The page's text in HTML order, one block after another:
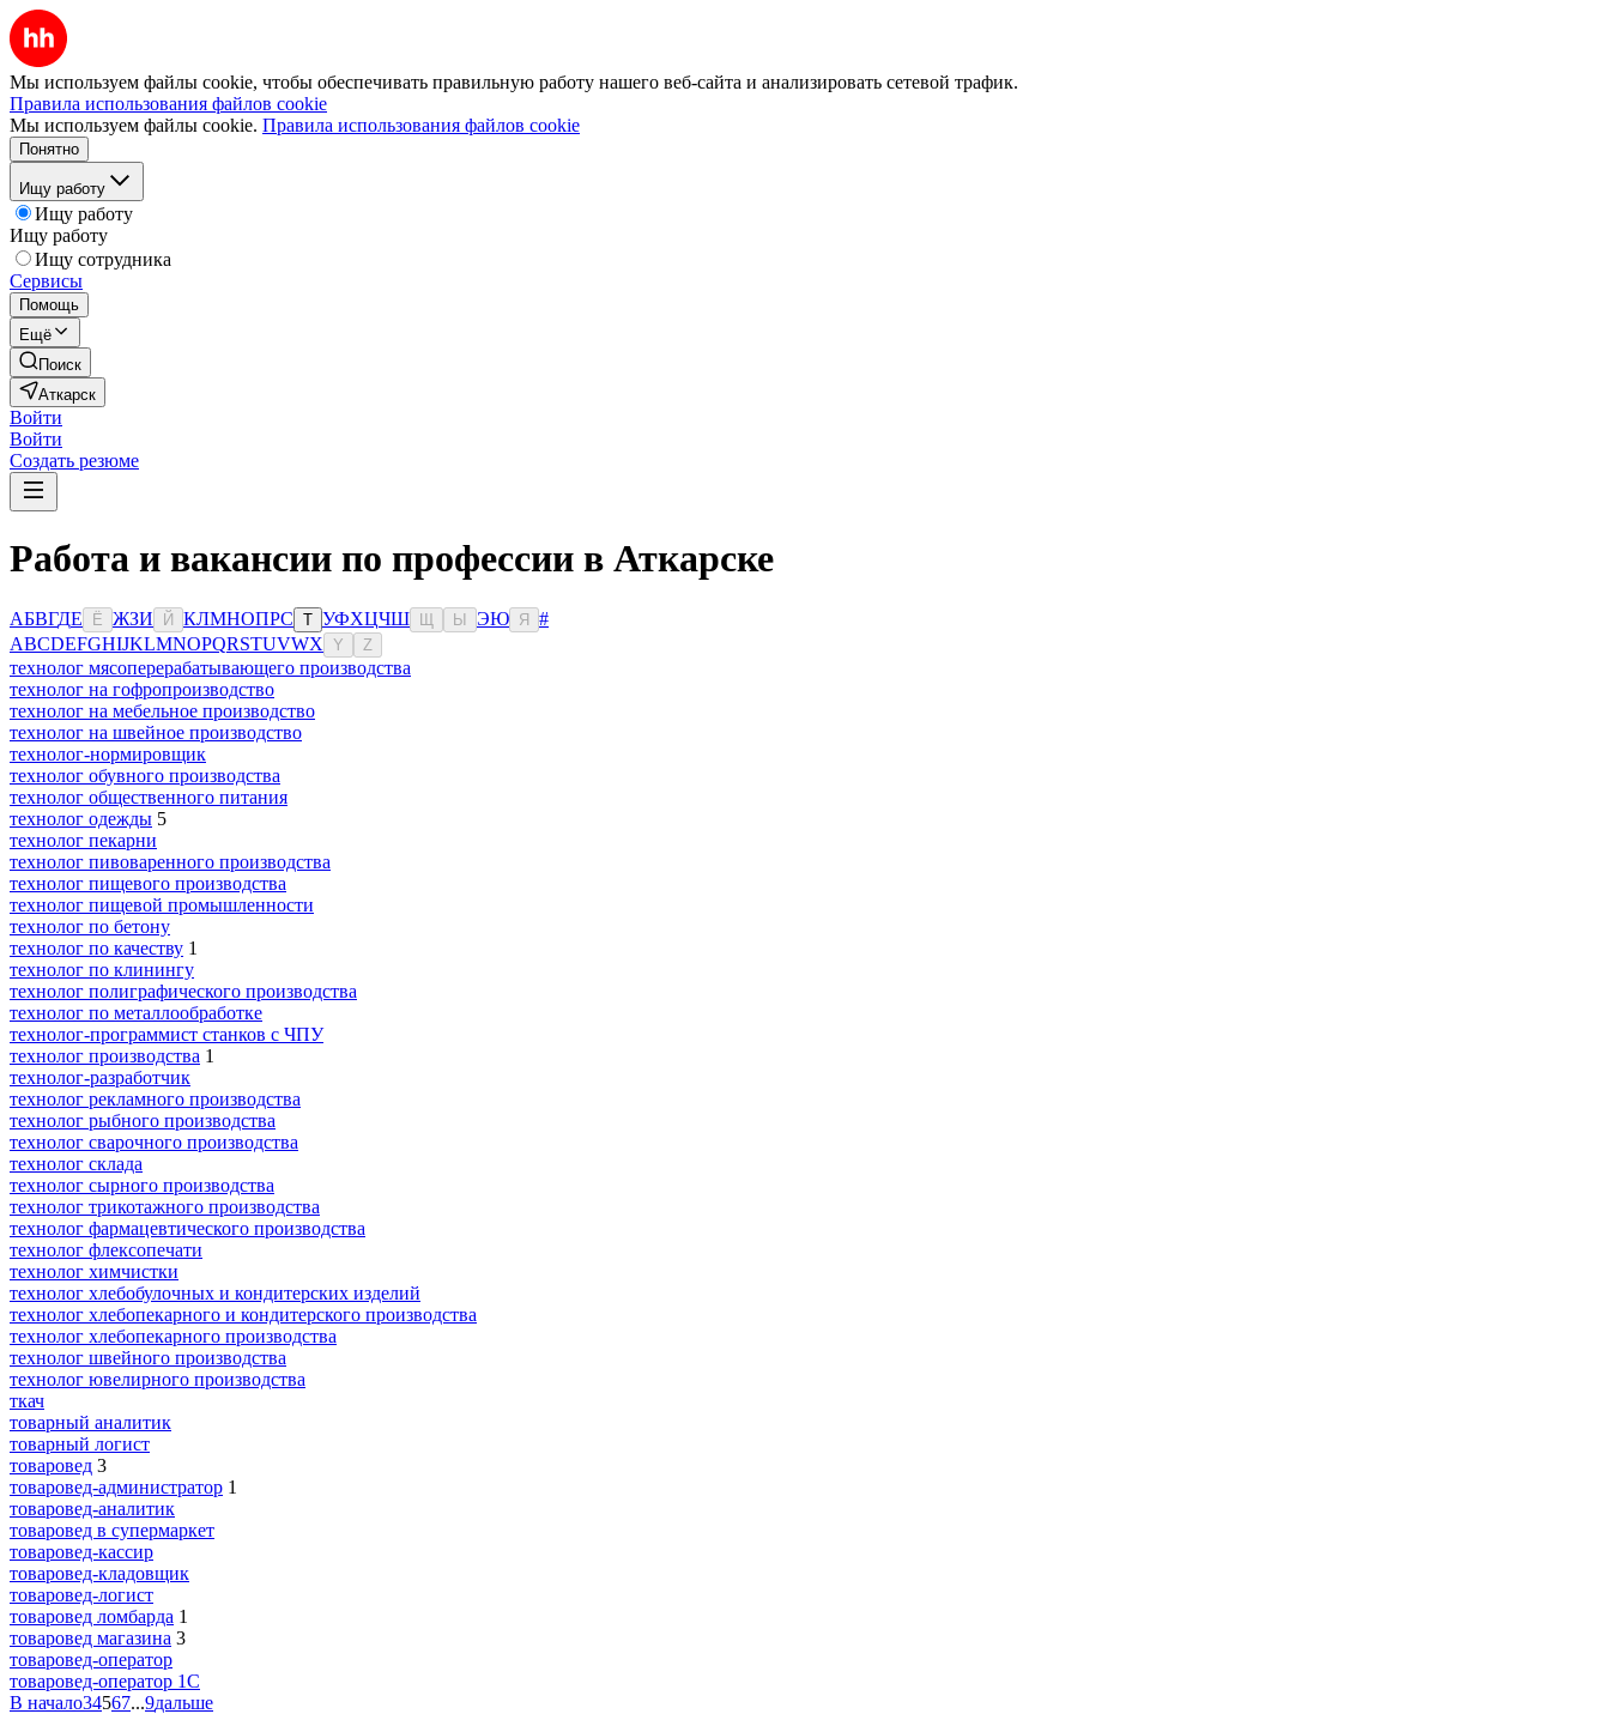
Мы используем файлы cookie, чтобы обеспечивать правильную работу нашего веб-сайта и анализировать сетевой трафик.
Правила использования файлов cookie
Мы используем файлы cookie. Правила использования файлов cookie
Понятно
Ищу работу
Ищу работу
Ищу работу
Ищу сотрудника
Сервисы
Помощь
Ещё
Поиск
Аткарск
Войти
Войти
Создать резюме
Работа и вакансии по профессии в Аткарске
АБВГДЕ Ё ЖЗИ Й КЛМНОПРС Т УФХЦЧШ Ы ЭЮ Я
#
ABCDEFGHIJKLMNOPQRSTUVWX Y Z
технолог мясоперерабатывающего производства
технолог на гофропроизводство
технолог на мебельное производство
технолог на швейное производство
технолог-нормировщик
технолог обувного производства
технолог общественного питания
технолог одежды 5
технолог пекарни
технолог пивоваренного производства
технолог пищевого производства
технолог пищевой промышленности
технолог по бетону
технолог по качеству 1
технолог по клинингу
технолог полиграфического производства
технолог по металлообработке
технолог-программист станков с ЧПУ
технолог производства 1
технолог-разработчик
технолог рекламного производства
технолог рыбного производства
технолог сварочного производства
технолог склада
технолог сырного производства
технолог трикотажного производства
технолог фармацевтического производства
технолог флексопечати
технолог химчистки
технолог хлебобулочных и кондитерских изделий
технолог хлебопекарного и кондитерского производства
технолог хлебопекарного производства
технолог швейного производства
технолог ювелирного производства
ткач
товарный аналитик
товарный логист
товаровед 3
товаровед-администратор 1
товаровед-аналитик
товаровед в супермаркет
товаровед-кассир
товаровед-кладовщик
товаровед-логист
товаровед ломбарда 1
товаровед магазина 3
товаровед-оператор
товаровед-оператор 1С
В начало34567...9дальше